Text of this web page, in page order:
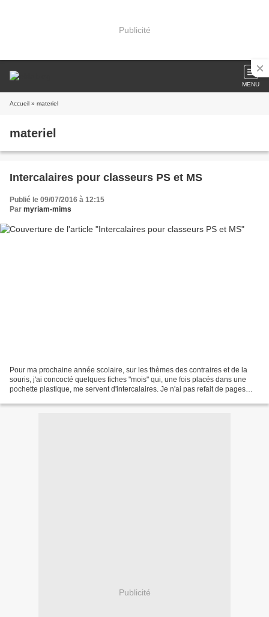
Publicité
MENU
Accueil » materiel
materiel
Intercalaires pour classeurs PS et MS
Publié le 09/07/2016 à 12:15
Par myriam-mims
Pour ma prochaine année scolaire, sur les thèmes des contraires et de la
souris, j'ai concocté quelques fiches "mois" qui, une fois placés dans une
pochette plastique, me servent d'intercalaires. Je n'ai pas refait de pages
Publicité